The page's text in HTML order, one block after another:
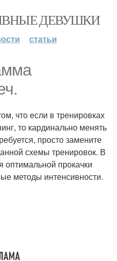
ДЕВУШКИ
статьи
что если в тренировках
то кардинально менять
просто замените
схемы тренировок. В
оптимальной прокачки
методы интенсивности.